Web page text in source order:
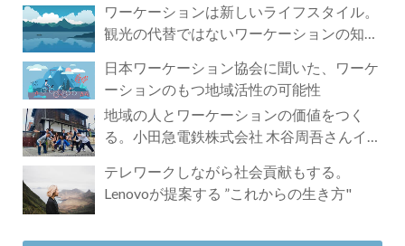
ワーケーションは新しいライフスタイル。
観光の代替ではないワーケーションの知ら
日本ワーケーション協会に聞いた、ワーケ
ーションのもつ地域活性の可能性
地域の人とワーケーションの価値をつく
る。小田急電鉄株式会社 木谷周吾さんイン
テレワークしながら社会貢献もする。
Lenovoが提案する ”これからの生き方"